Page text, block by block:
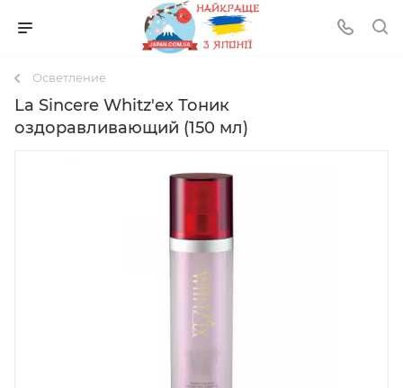
Осветление
La Sincere Whitz'ex Тоник
оздоравливающий (150 мл)